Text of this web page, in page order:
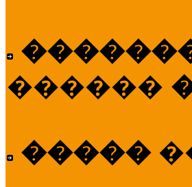
������
�����